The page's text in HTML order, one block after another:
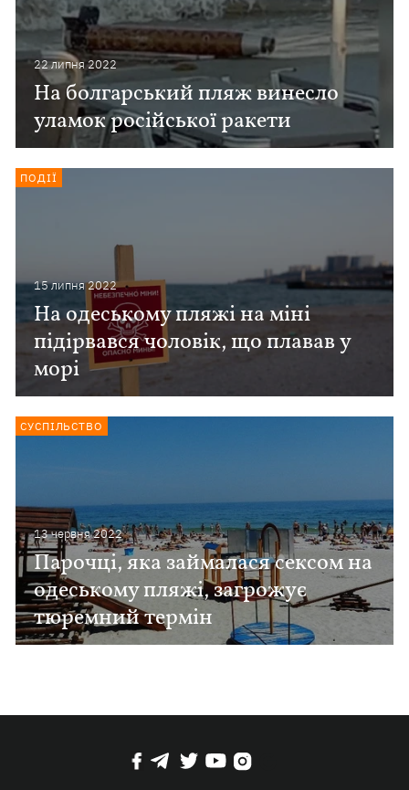
22 липня 2022
На болгарський пляж винесло
уламок російської ракети
15 липня 2022
На одеському пляжі на міні
підірвався чоловік, що плавав у
морі
ПОДІЇ
13 червня 2022
Парочці, яка займалася сексом на
одеському пляжі, загрожує
тюремний термін
СУСПІЛЬСТВО